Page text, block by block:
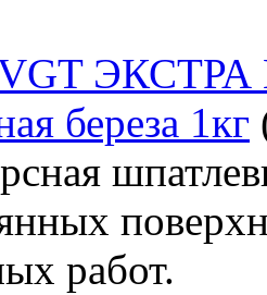
береза 1кг
работ.